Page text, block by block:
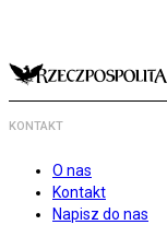
KONTAKT
O nas
Kontakt
Napisz do nas